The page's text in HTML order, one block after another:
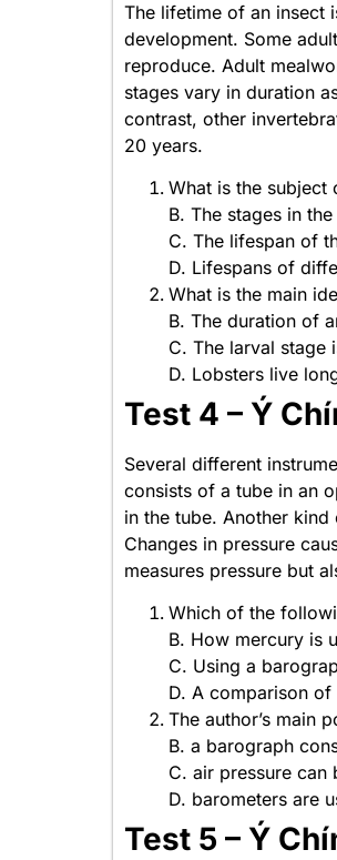
The lifetime of an insect
development. Some
reproduce. Adult
stages vary in duration
contrast, other
20 years.
What is the subject
B. The stages in
C. The lifespan of
D. Lifespans of
What is the main
B. The duration of
C. The larval stage
D. Lobsters live
Test 4 – Ý
Several different
consists of a tube in an
in the tube. Another
Changes in pressure
measures pressure but
Which of the
B. How mercury is
C. Using a
D. A comparison
The author’s main
B. a barograph
C. air pressure can
D. barometers are
Test 5 – Ý